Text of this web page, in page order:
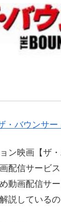
・バウンサー
ン映画【ザ
配信サービ
動画配信サ
説している